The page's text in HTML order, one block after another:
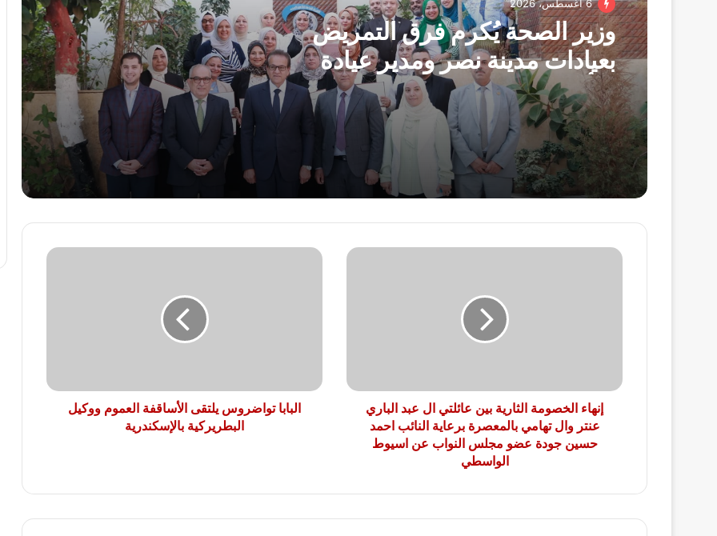
6 أغسطس، 2026
وزير الصحة يُكرم فرق التمريض
بعيادات مدينة نصر ومدير عيادة
التأمين الصحي بالفرع ويوجه
بصرف مكافآت مالية تليق بدورهن
البطولي
شهادة البكالوريا
رئيس الوزراء يستقبل المدير العام لمنظمة
اليونسكو
استجابةً لأولياء الأمور.. محافظ الجيزة يقرر
خفض الحد الأدنى لتنسيق الثانوية العامة إلى
225 درجة
محمد جبريل : زيادة الكهرباء 12% ترهق
النائب سامي سوس عضو مجلس النواب عن
الفتاح السيسي رئيس الجمهورية
إنهاء
عنتر
جودة
إنهاء الخصومة الثارية بين عائلتي ال عبد الباري
عنتر وال تهامي بالمعصرة برعاية النائب احمد
حسين جودة عضو مجلس النواب عن اسيوط
الواسطي
البابا
البابا تواضروس يلتقى الأساقفة العموم ووكيل
البطريركية بالإسكندرية